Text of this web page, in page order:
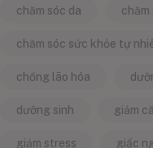
chăm sóc da chăm
chăm sóc sức khỏe tự
chống lão hóa
dưỡng sinh giảm
giảm stress giấc